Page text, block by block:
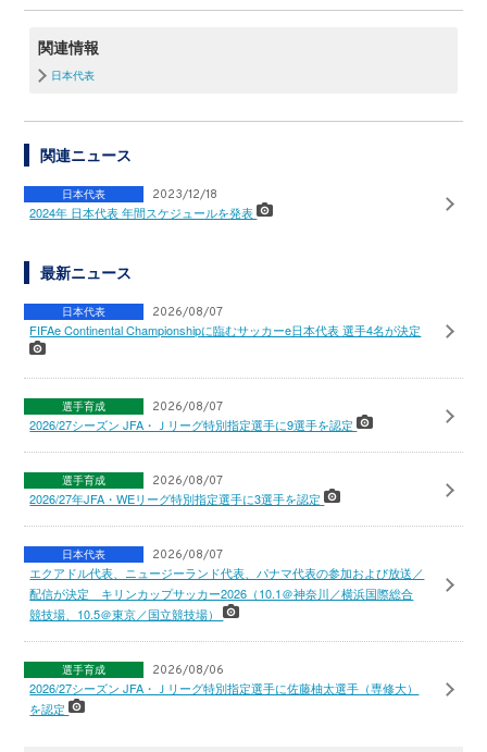
関連情報
日本代表
関連ニュース
日本代表 2023/12/18
2024年 日本代表 年間スケジュールを発表
最新ニュース
日本代表 2026/08/07
FIFAe Continental Championshipに臨むサッカーe日本代表 選手4名が決定
選手育成 2026/08/07
2026/27シーズン JFA・Ｊリーグ特別指定選手に9選手を認定
選手育成 2026/08/07
2026/27年JFA・WEリーグ特別指定選手に3選手を認定
日本代表 2026/08/07
エクアドル代表、ニュージーランド代表、パナマ代表の参加および放送／
配信が決定 キリンカップサッカー2026（10.1＠神奈川／横浜国際総合
競技場、10.5＠東京／国立競技場）
選手育成 2026/08/06
2026/27シーズン JFA・Ｊリーグ特別指定選手に佐藤柚太選手（専修大）
を認定